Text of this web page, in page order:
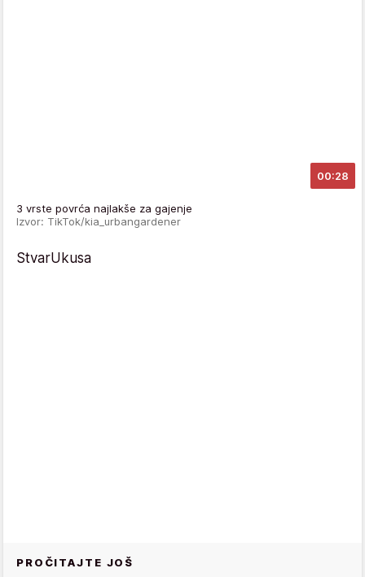
00:28
3 vrste povrća najlakše za gajenje
Izvor: TikTok/kia_urbangardener
StvarUkusa
PROČITAJTE JOŠ